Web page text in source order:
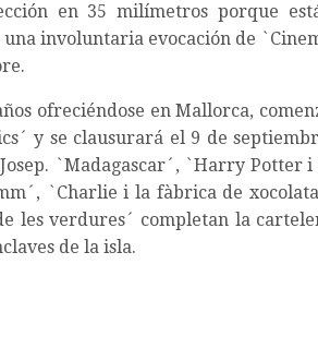
en 35 milímetros porque
una involuntaria evocación de
ofreciéndose en Mallorca,
y se clausurará el 9 de
`Madagascar´, `Harry Potter i
`Charlie i la fàbrica de
les verdures´ completan la
de la isla.